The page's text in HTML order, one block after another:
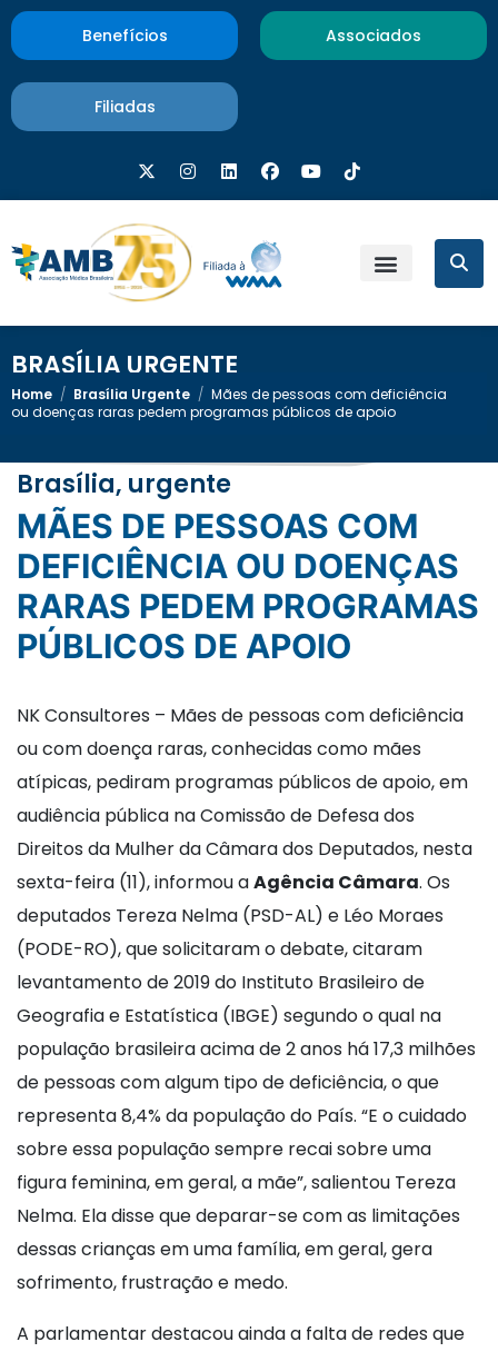
Benefícios Associados
Filiadas
BRASÍLIA URGENTE
Home / Brasília Urgente / Mães de pessoas com deficiência
ou doenças raras pedem programas públicos de apoio
Brasília, urgente
MÃES DE PESSOAS COM
DEFICIÊNCIA OU DOENÇAS
RARAS PEDEM PROGRAMAS
PÚBLICOS DE APOIO
NK Consultores – Mães de pessoas com deficiência
ou com doença raras, conhecidas como mães
atípicas, pediram programas públicos de apoio, em
audiência pública na Comissão de Defesa dos
Direitos da Mulher da Câmara dos Deputados, nesta
sexta-feira (11), informou aAgência Câmara. Os
deputados Tereza Nelma (PSD-AL) e Léo Moraes
(PODE-RO), que solicitaram o debate, citaram
levantamento de 2019 do Instituto Brasileiro de
Geografia e Estatística (IBGE) segundo o qual na
população brasileira acima de 2 anos há 17,3 milhões
de pessoas com algum tipo de deficiência, o que
representa 8,4% da população do País. “E o cuidado
sobre essa população sempre recai sobre uma
figura feminina, em geral, a mãe”, salientou Tereza
Nelma. Ela disse que deparar-se com as limitações
dessas crianças em uma família, em geral, gera
sofrimento, frustração e medo.
A parlamentar destacou ainda a falta de redes que